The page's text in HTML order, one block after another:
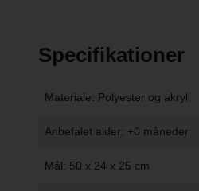
Specifikationer
Materiale: Polyester og akryl
Anbefalet alder: +0 måneder
Mål: 50 x 24 x 25 cm